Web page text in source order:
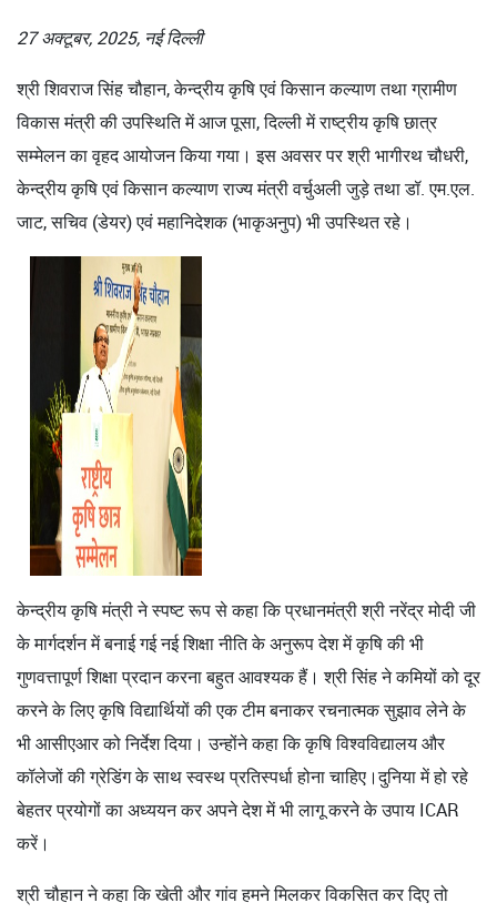
27 अक्टूबर, 2025, नई दिल्ली
श्री शिवराज सिंह चौहान, केन्द्रीय कृषि एवं किसान कल्याण तथा ग्रामीण
विकास मंत्री की उपस्थिति में आज पूसा, दिल्ली में राष्ट्रीय कृषि छात्र
सम्मेलन का वृहद आयोजन किया गया। इस अवसर पर श्री भागीरथ चौधरी,
केन्द्रीय कृषि एवं किसान कल्याण राज्य मंत्री वर्चुअली जुड़े तथा डॉ. एम.एल.
जाट, सचिव (डेयर) एवं महानिदेशक (भाकृअनुप) भी उपस्थित रहे।
केन्द्रीय कृषि मंत्री ने स्पष्ट रूप से कहा कि प्रधानमंत्री श्री नरेंद्र मोदी जी
के मार्गदर्शन में बनाई गई नई शिक्षा नीति के अनुरूप देश में कृषि की भी
गुणवत्तापूर्ण शिक्षा प्रदान करना बहुत आवश्यक हैं। श्री सिंह ने कमियों को दूर
करने के लिए कृषि विद्यार्थियों की एक टीम बनाकर रचनात्मक सुझाव लेने के
भी आसीएआर को निर्देश दिया। उन्होंने कहा कि कृषि विश्वविद्यालय और
कॉलेजों की ग्रेडिंग के साथ स्वस्थ प्रतिस्पर्धा होना चाहिए।दुनिया में हो रहे
बेहतर प्रयोगों का अध्ययन कर अपने देश में भी लागू करने के उपाय ICAR
करें।
श्री चौहान ने कहा कि खेती और गांव हमने मिलकर विकसित कर दिए तो